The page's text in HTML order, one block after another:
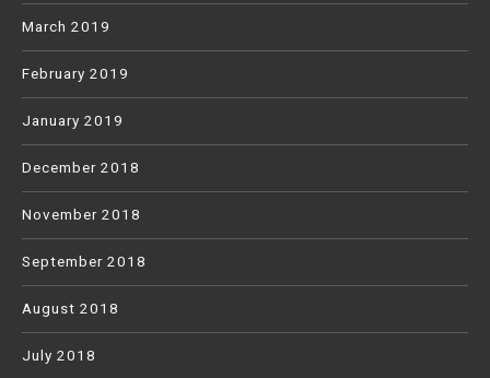
March 2019
February 2019
January 2019
December 2018
November 2018
September 2018
August 2018
July 2018